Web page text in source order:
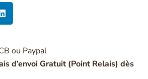
ou Paypal
d’envoi Gratuit (Point Relais) dès